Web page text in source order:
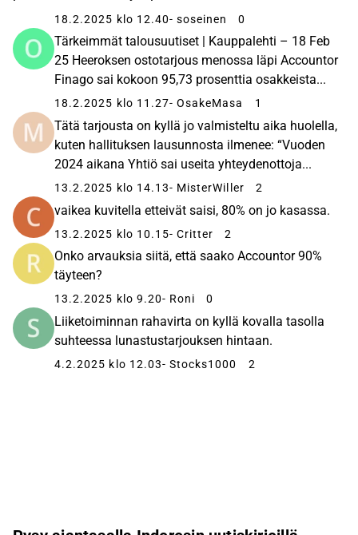
18.2.2025 klo 12.40- soseinen 0
Tärkeimmät talousuutiset | Kauppalehti – 18 Feb
25 Heeroksen ostotarjous menossa läpi Accountor
Finago sai kokoon 95,73 prosenttia osakkeista...
18.2.2025 klo 11.27- OsakeMasa 1
Tätä tarjousta on kyllä jo valmisteltu aika huolella,
kuten hallituksen lausunnosta ilmenee: “Vuoden
2024 aikana Yhtiö sai useita yhteydenottoja...
13.2.2025 klo 14.13- MisterWiller 2
vaikea kuvitella etteivät saisi, 80% on jo kasassa.
13.2.2025 klo 10.15- Critter 2
Onko arvauksia siitä, että saako Accountor 90%
täyteen?
13.2.2025 klo 9.20- Roni 0
Liiketoiminnan rahavirta on kyllä kovalla tasolla
suhteessa lunastustarjouksen hintaan.
4.2.2025 klo 12.03- Stocks1000 2